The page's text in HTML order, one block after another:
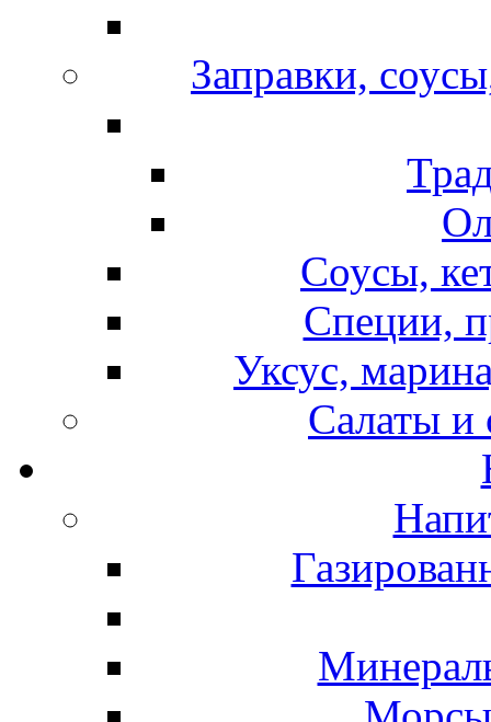
Заправки,
Соусы,
Специи,
Уксус,
Салаты и